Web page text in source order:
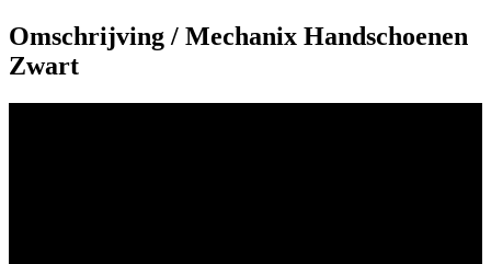
Omschrijving / Mechanix Handschoenen
Zwart